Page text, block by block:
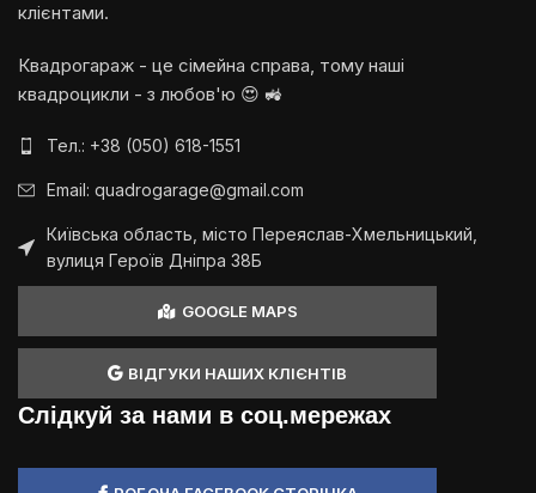
клієнтами.
Квадрогараж - це сімейна справа, тому наші
квадроцикли - з любов'ю 😍 🚜
Тел.: +38 (050) 618-1551
Email: quadrogarage@gmail.com
Київська область, місто Переяслав-Хмельницький,
вулиця Героїв Дніпра 38Б
GOOGLE MAPS
ВІДГУКИ НАШИХ КЛІЄНТІВ
Слідкуй за нами в соц.мережах